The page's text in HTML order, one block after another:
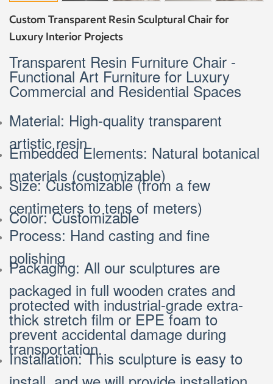
Custom Transparent Resin Sculptural Chair for
Luxury Interior Projects
Transparent Resin Furniture Chair -
Functional Art Furniture for Luxury
Commercial and Residential Spaces
Material: High-quality transparent
artistic resin
Embedded Elements: Natural botanical
materials (customizable)
Size: Customizable (from a few
centimeters to tens of meters)
Color: Customizable
Process: Hand casting and fine
polishing
Packaging: All our sculptures are
packaged in full wooden crates and
protected with industrial-grade extra-
thick stretch film or EPE foam to
prevent accidental damage during
transportation.
Installation: This sculpture is easy to
install, and we will provide installation